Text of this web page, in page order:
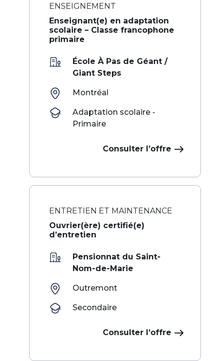
ENSEIGNEMENT
Enseignant(e) en adaptation
scolaire – Classe francophone
primaire
École À Pas de Géant /
Giant Steps
Montréal
Adaptation scolaire -
Primaire
Consulter l’offre
ENTRETIEN ET MAINTENANCE
Ouvrier(ère) certifié(e)
d’entretien
Pensionnat du Saint-
Nom-de-Marie
Outremont
Secondaire
Consulter l’offre